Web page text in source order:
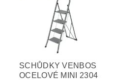
SCHŮDKY VENBOS
OCELOVÉ MINI 2304